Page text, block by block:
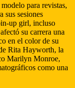
para revistas,
sus sesiones
up girl, incluso
su carrera una
en el color de su
Rita Hayworth, la
Marilyn Monroe,
como una